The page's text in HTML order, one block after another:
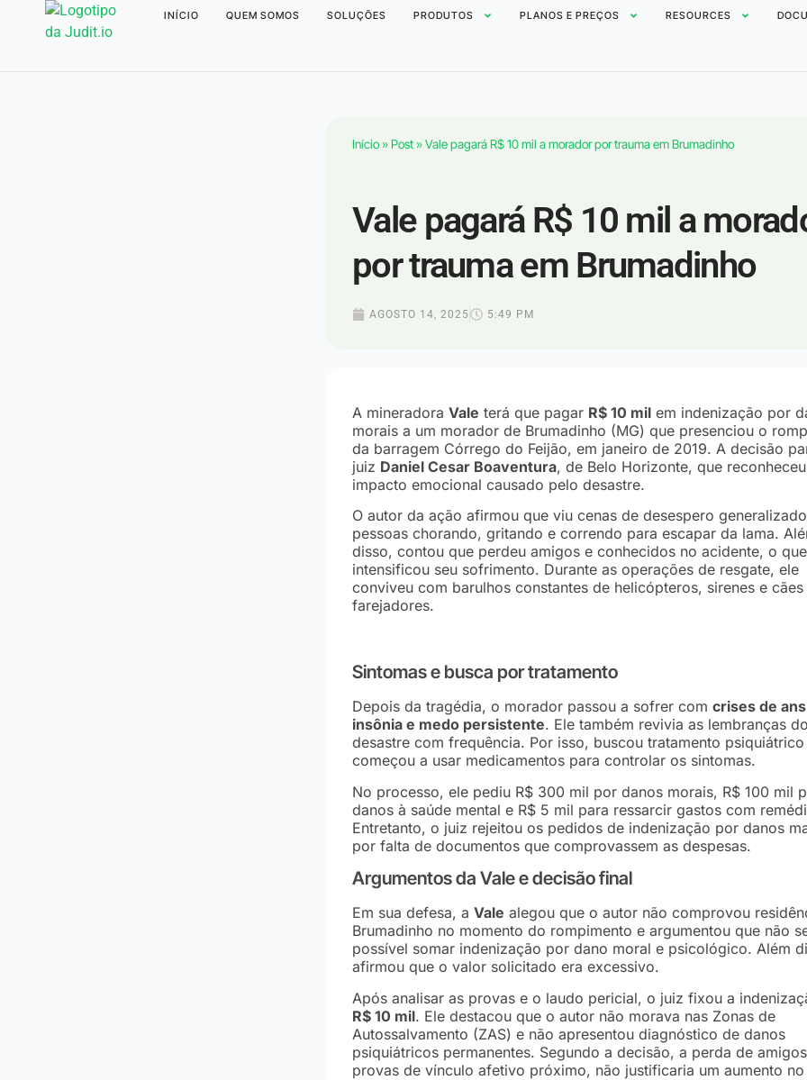
INÍCIO QUEM SOMOS SOLUÇÕES PRODUTOS PLANOS E PREÇOS RESOURCES
Início»Post»Vale pagará R$ 10 mil a morador por trauma em Brumadinho
Vale pagará R$ 10 mil a
por trauma em Brumadinho
AGOSTO 14, 2025 5:49 PM
A mineradora Vale terá que pagar R$ 10 mil em indenização por
morais a um morador de Brumadinho (MG) que presenciou o
da barragem Córrego do Feijão, em janeiro de 2019. A decisão
juiz Daniel Cesar Boaventura, de Belo Horizonte, que
impacto emocional causado pelo desastre.
O autor da ação afirmou que viu cenas de desespero
pessoas chorando, gritando e correndo para escapar da lama.
disso, contou que perdeu amigos e conhecidos no acidente, o que
intensificou seu sofrimento. Durante as operações de resgate, ele
conviveu com barulhos constantes de helicópteros, sirenes e cães
farejadores.
Sintomas e busca por tratamento
Depois da tragédia, o morador passou a sofrer com crises de
insônia e medo persistente. Ele também revivia as lembranças
desastre com frequência. Por isso, buscou tratamento
começou a usar medicamentos para controlar os sintomas.
No processo, ele pediu R$ 300 mil por danos morais, R$ 100 mil
danos à saúde mental e R$ 5 mil para ressarcir gastos com
Entretanto, o juiz rejeitou os pedidos de indenização por danos
por falta de documentos que comprovassem as despesas.
Argumentos da Vale e decisão final
Em sua defesa, a Vale alegou que o autor não comprovou
Brumadinho no momento do rompimento e argumentou que não
possível somar indenização por dano moral e psicológico. Além
afirmou que o valor solicitado era excessivo.
Após analisar as provas e o laudo pericial, o juiz fixou a
R$ 10 mil. Ele destacou que o autor não morava nas Zonas de
Autossalvamento (ZAS) e não apresentou diagnóstico de danos
psiquiátricos permanentes. Segundo a decisão, a perda de
provas de vínculo afetivo próximo, não justificaria um aumento